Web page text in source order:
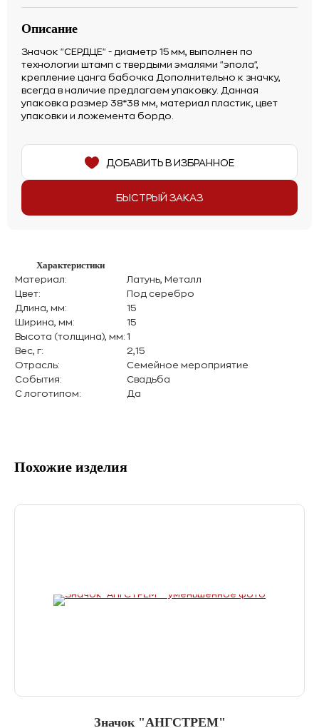
Описание
Значок "СЕРДЦЕ" - диаметр 15 мм, выполнен по
технологии штамп с твердыми эмалями "эпола",
крепление цанга бабочка Дополнительно к значку,
всегда в наличие предлагаем упаковку. Данная
упаковка размер 38*38 мм, материал пластик, цвет
упаковки и ложемента бордо.
БЫСТРЫЙ ЗАКАЗ
ДОБАВИТЬ В ИЗБРАННОЕ
Характеристики
Материал:
Латунь, Металл
Цвет:
Под серебро
Длина, мм:
15
Ширина, мм:
15
Высота (толщина), мм: 1
Вес, г:
2,15
Отрасль:
Семейное мероприятие
События:
Свадьба
С логотипом:
Да
Похожие изделия
Значок "АНГСТРЕМ"